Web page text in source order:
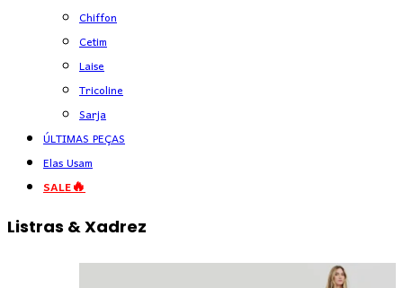
Chiffon
Cetim
Laise
Tricoline
Sarja
ÚLTIMAS PEÇAS
Elas Usam
SALE🔥
Listras & Xadrez